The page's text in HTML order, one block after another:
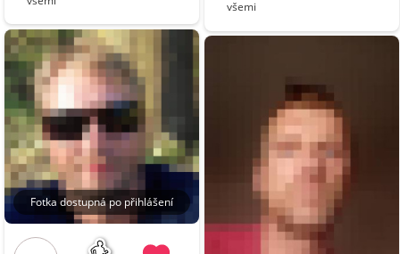
Fotka dostupná po přihlášení
všemi